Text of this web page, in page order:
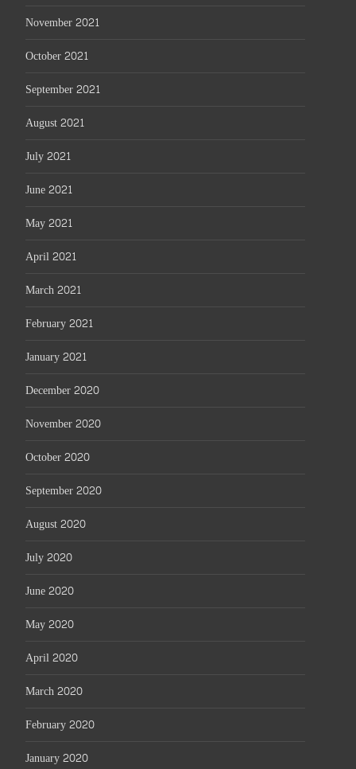
November 2021
October 2021
September 2021
August 2021
July 2021
June 2021
May 2021
April 2021
March 2021
February 2021
January 2021
December 2020
November 2020
October 2020
September 2020
August 2020
July 2020
June 2020
May 2020
April 2020
March 2020
February 2020
January 2020